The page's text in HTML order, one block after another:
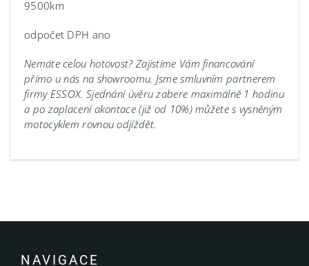
9500km
odpočet DPH ano
Nemáte celou hotovost? Zajistíme Vám financování
přímo u nás na showroomu. Jsme smluvním partnerem
firmy ESSOX. Sjednání úvěru zabere maximálně 1 hodinu
a po zaplacení akontace (již od 10%) můžete s vysněným
motocyklem rovnou odjíždět.
NAVIGACE